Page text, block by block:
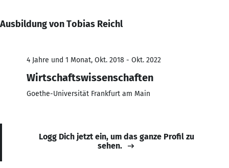
Ausbildung von Tobias Reichl
4 Jahre und 1 Monat, Okt. 2018 - Okt. 2022
Wirtschaftswissenschaften
Goethe-Universität Frankfurt am Main
Logg Dich jetzt ein, um das ganze Profil zu
sehen.